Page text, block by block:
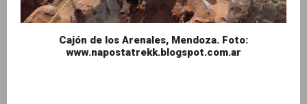
Cajón de los Arenales, Mendoza. Foto:
www.napostatrekk.blogspot.com.ar